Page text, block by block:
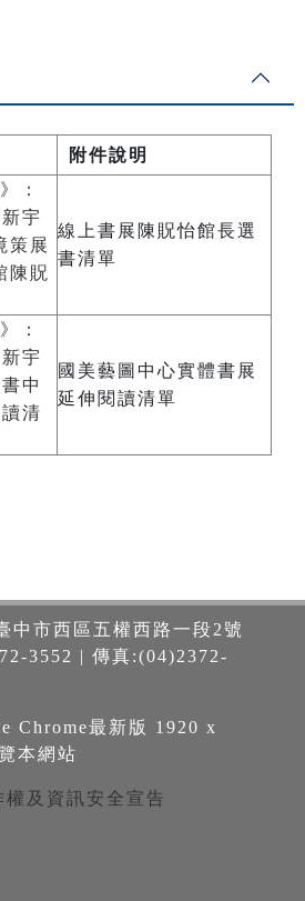
附件說明
：
宇
策展
陳貺
線上書展陳貺怡館長選
書清單
：
宇
中
清
國美藝圖中心實體書展
延伸閱讀清單
中市西區五權西路一段2號
3552 | 傳真:(04)2372-
Chrome最新版 1920 x
本網站
及資訊安全宣告